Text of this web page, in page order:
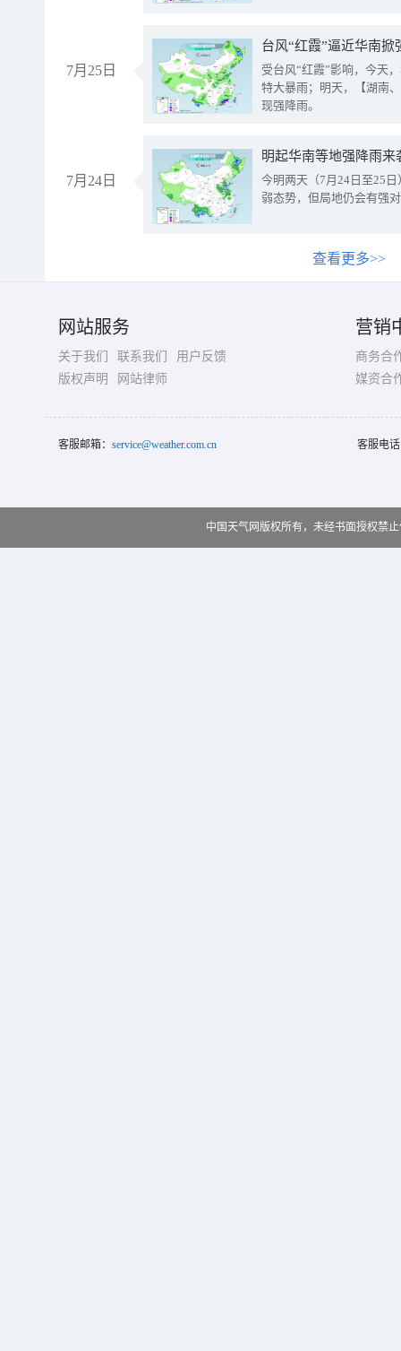
7月25日
台风“红霞”逼近华南
受台风“红霞”影响，今天
特大暴雨；明天，【湖南
现强降雨。
7月24日
明起华南等地强降雨
今明两天（7月24日至25
弱态势，但局地仍会有强
查看更多>>
网站服务
关于我们 联系我们
用户反馈
版权声明
网站律师
营销
商务合
媒资合
客服邮箱： service@weather.com.cn 客服电
中国天气网版权所有，未经书面授权